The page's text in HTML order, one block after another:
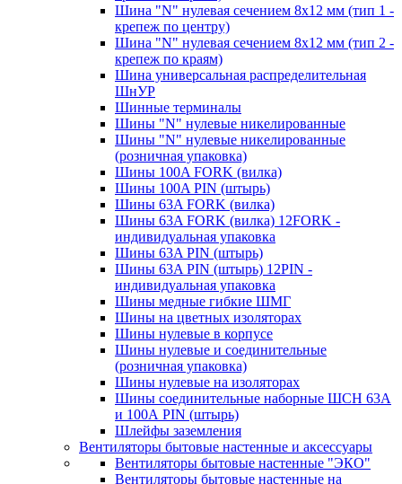
Шина "N" нулевая сечением 8х12 мм (тип 1 -
крепеж по центру)
Шина "N" нулевая сечением 8х12 мм (тип 2 -
крепеж по краям)
Шина универсальная распределительная
ШнУР
Шинные терминалы
Шины "N" нулевые никелированные
Шины "N" нулевые никелированные
(розничная упаковка)
Шины 100A FORK (вилка)
Шины 100A PIN (штырь)
Шины 63A FORK (вилка)
Шины 63A FORK (вилка) 12FORK -
индивидуальная упаковка
Шины 63A PIN (штырь)
Шины 63A PIN (штырь) 12PIN -
индивидуальная упаковка
Шины медные гибкие ШМГ
Шины на цветных изоляторах
Шины нулевые в корпусе
Шины нулевые и соединительные
(розничная упаковка)
Шины нулевые на изоляторах
Шины соединительные наборные ШСН 63A
и 100А PIN (штырь)
Шлейфы заземления
Вентиляторы бытовые настенные и аксессуары
Вентиляторы бытовые настенные "ЭКО"
Вентиляторы бытовые настенные на